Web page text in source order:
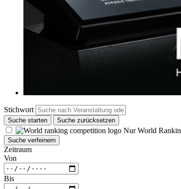
Stichwort
Suche starten Suche zurücksetzen
Nur World
Suche verfeinern
Zeitraum
Von
Bis